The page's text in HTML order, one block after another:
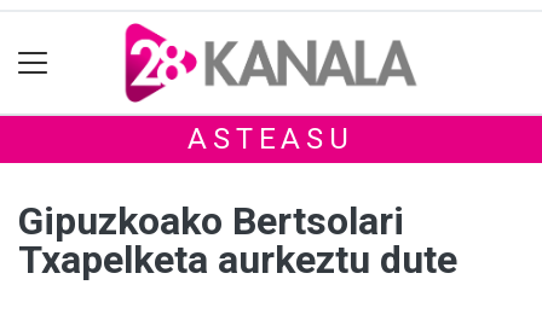
ASTEASU
Gipuzkoako Bertsolari
Txapelketa aurkeztu dute